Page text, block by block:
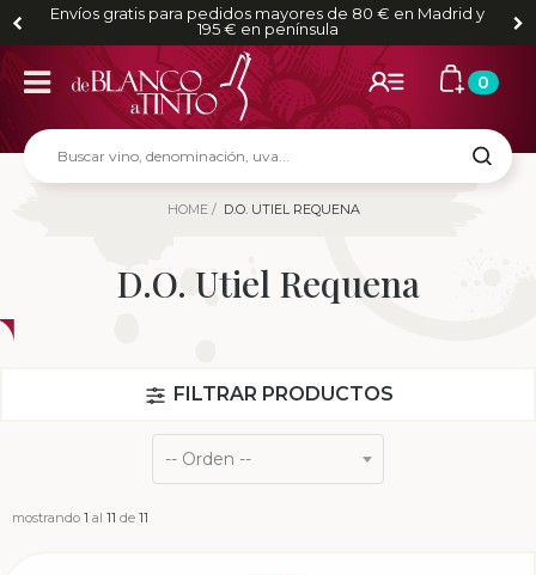
Envíos gratis para pedidos mayores de 80 € en Madrid y
195 € en península
0
HOME D.O. UTIEL REQUENA
D.O. Utiel Requena
FILTRAR PRODUCTOS
mostrando 1 al 11 de 11